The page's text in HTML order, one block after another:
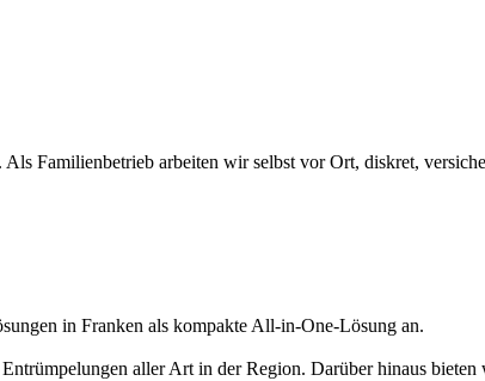
Familienbetrieb arbeiten wir selbst vor Ort, diskret,
in Franken als kompakte All-in-One-Lösung an.
aller Art in der Region. Darüber hinaus